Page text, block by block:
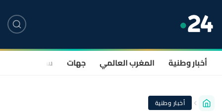
أخبار وطنية المغرب العالمي جهات سياسة
أخبار وطنية